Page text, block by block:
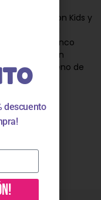
Mia Fashion Kids y
lo mantenga
felpa en blanco
es la elección
cómodo y lleno de
descuento